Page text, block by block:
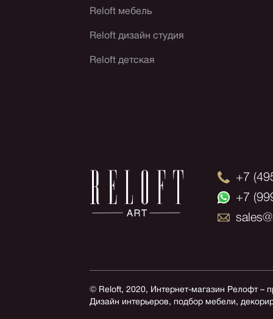
Reloft мебель
Reloft дизайн студия
Reloft детская
+7
+7
© Reloft, 2020, Интернет-магазин Релофт –
Дизайн интерьеров, подбор мебели,